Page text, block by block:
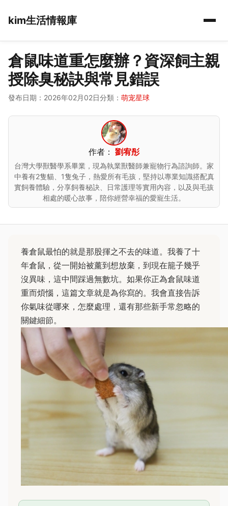
kim生活情報庫
倉鼠味道重怎麼辦？資深飼主親
授除臭秘訣與常見錯誤
發布日期：2026年02月02日分類： 萌宠星球
作者： 劉宥彤
台灣大學獸醫學系畢業，現為執業獸醫師兼寵物行為諮詢師。家
中養有2隻貓、1隻兔子，熱愛所有毛孩，堅持以專業知識搭配真
實飼養體驗，分享飼養秘訣、日常護理等實用內容，以及與毛孩
相處的暖心故事，陪你經營幸福的愛寵生活。
養倉鼠最怕的就是那股揮之不去的味道。我養了十
年倉鼠，從一開始被薰到想放棄，到現在籠子幾乎
沒異味，這中間踩過無數坑。如果你正為倉鼠味道
重而煩惱，這篇文章就是為你寫的。我會直接告訴
你氣味從哪來，怎麼處理，還有那些新手常忽略的
關鍵細節。